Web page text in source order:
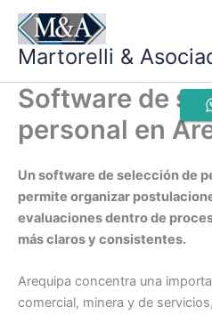
contenido
Martorelli &
Software de
personal en
Un software de selección de
permite organizar
evaluaciones dentro de
más claros y consistentes.
Arequipa concentra una
comercial, minera y de